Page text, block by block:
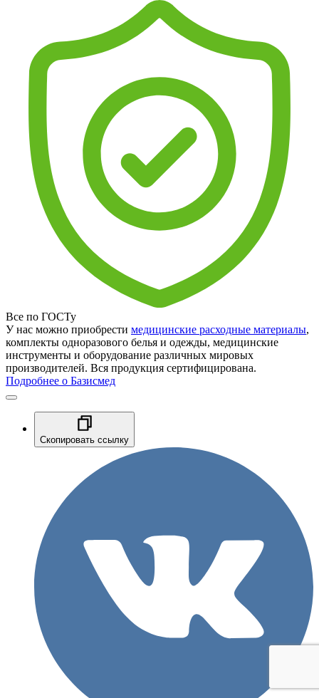
Все по ГОСТу
У нас можно приобрести медицинские расходные материалы,
комплекты одноразового белья и одежды, медицинские
инструменты и оборудование различных мировых
производителей. Вся продукция сертифицирована.
Подробнее о Базисмед
Скопировать ссылку